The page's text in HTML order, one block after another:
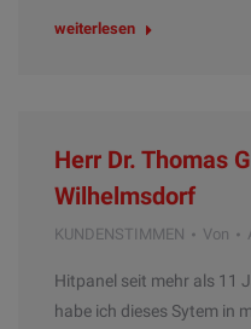
weiterlesen
Herr Dr. Thomas
Wilhelmsdorf
KUNDENSTIMMEN Von
Hitpanel seit mehr als 11
habe ich dieses Sytem in